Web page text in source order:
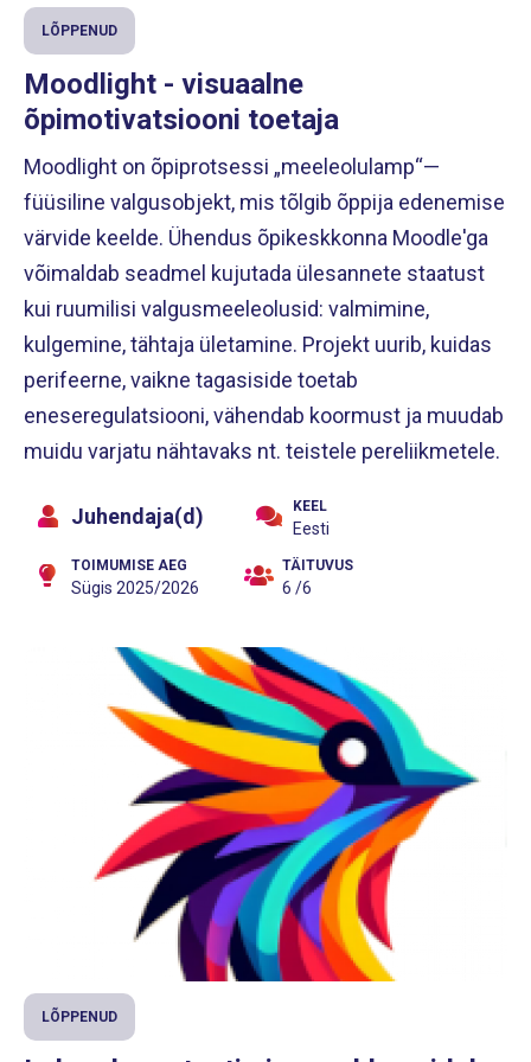
LÕPPENUD
Moodlight - visuaalne
õpimotivatsiooni toetaja
Moodlight on õpiprotsessi „meeleolulamp“—
füüsiline valgusobjekt, mis tõlgib õppija edenemise
värvide keelde. Ühendus õpikeskkonna Moodle'ga
võimaldab seadmel kujutada ülesannete staatust
kui ruumilisi valgusmeeleolusid: valmimine,
kulgemine, tähtaja ületamine. Projekt uurib, kuidas
perifeerne, vaikne tagasiside toetab
eneseregulatsiooni, vähendab koormust ja muudab
muidu varjatu nähtavaks nt. teistele pereliikmetele.
Juhendaja(d) KEEL
Eesti
TOIMUMISE AEG
Sügis 2025/2026
TÄITUVUS
6 /6
LÕPPENUD